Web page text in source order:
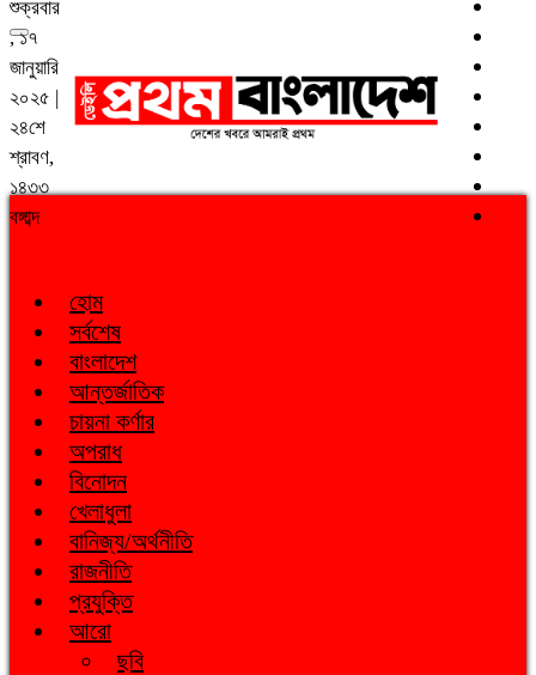
শুক্রবার
, ১৭
জানুয়ারি
২০২৫ |
২৪শে
শ্রাবণ,
১৪৩৩
বঙ্গাব্দ
হোম
সর্বশেষ
বাংলাদেশ
আন্তর্জাতিক
চায়না কর্ণার
অপরাধ
বিনোদন
খেলাধুলা
বানিজ্য/অর্থনীতি
রাজনীতি
প্রযুক্তি
আরো
ছবি